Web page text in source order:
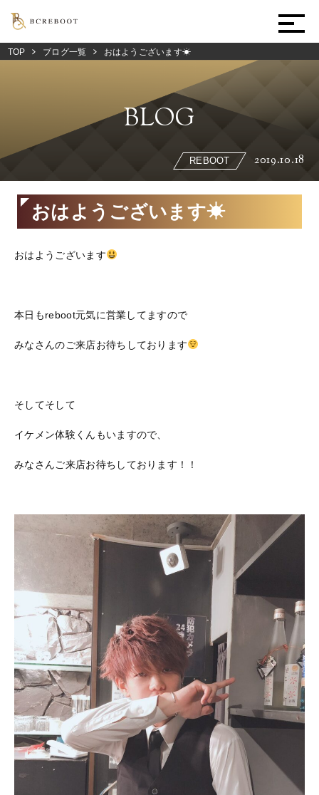
TOP ブログ一覧 おはようございます☀
BLOG
REBOOT 2019.10.18
おはようございます☀
おはようございます
本日もreboot元気に営業してますので
みなさんのご来店お待ちしております
そしてそして
イケメン体験くんもいますので、
みなさんご来店お待ちしております！！